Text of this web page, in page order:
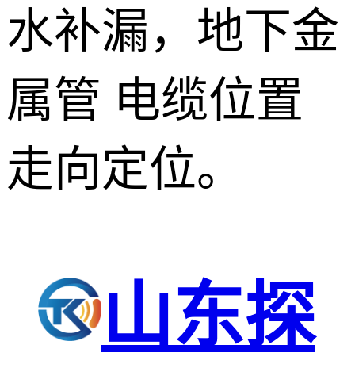
水补漏，地下金
属管 电缆位置
走向定位。
山东探